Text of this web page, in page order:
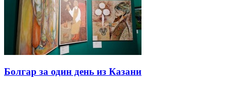
Болгар за один день из Казани